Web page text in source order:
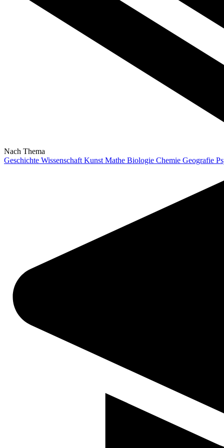
Nach Thema
Geschichte Wissenschaft Kunst Mathe Biologie Chemie Geografie